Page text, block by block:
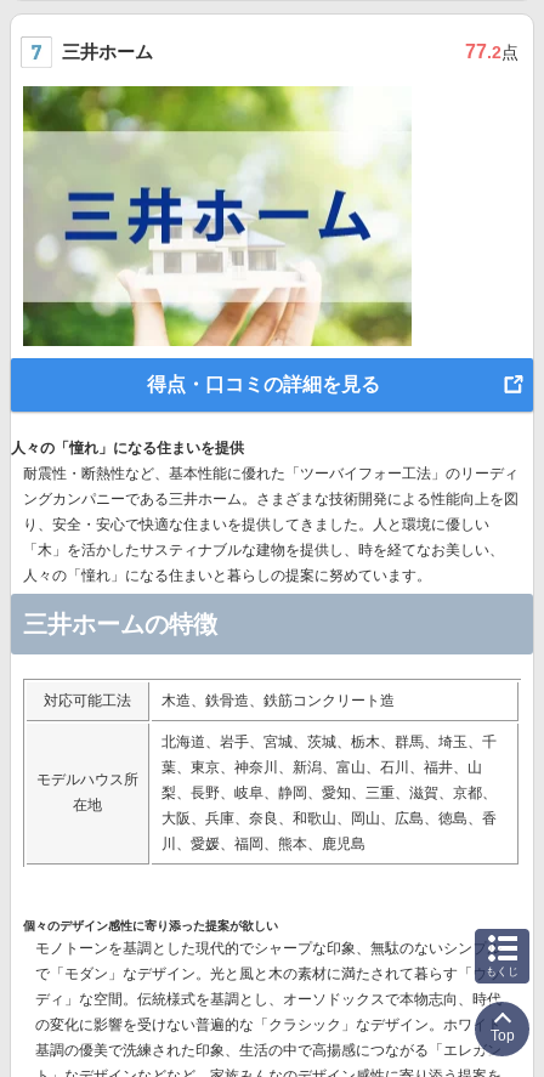
三井ホーム 77.2点
得点・口コミの詳細を見る
人々の「憧れ」になる住まいを提供
耐震性・断熱性など、基本性能に優れた 「ツーバイフォー工法」のリーディ
ングカンパニーである三井ホーム。さまざまな技術開発による性能向上を図
り、安全・安心で快適な住まいを提供してきました。人と環境に優しい
「木」を活かしたサスティナブルな建物を提供し、時を経てなお美しい、
人々の「憧れ」になる住まいと暮らしの提案に努めています。
三井ホームの特徴
対応可能工法 木造、鉄骨造、鉄筋コンクリート造
モデルハウス所
在地
北海道、岩手、宮城、茨城、栃木、群馬、埼玉、千
葉、東京、神奈川、新潟、富山、石川、福井、山
梨、長野、岐阜、静岡、愛知、三重、滋賀、京都、
大阪、兵庫、奈良、和歌山、岡山、広島、徳島、香
川、愛媛、福岡、熊本、鹿児島
個々のデザイン感性に寄り添った提案が欲しい
モノトーンを基調とした現代的でシャープな印象、無駄のないシンプル
で「モダン」なデザイン。光と風と木の素材に満たされて暮らす「ウッ
ディ」な空間。伝統様式を基調とし、オーソドックスで本物志向、時代
の変化に影響を受けない普遍的な「クラシック」なデザイン。ホワイト
基調の優美で洗練された印象、生活の中で高揚感につながる「エレガン
もくじ
Top